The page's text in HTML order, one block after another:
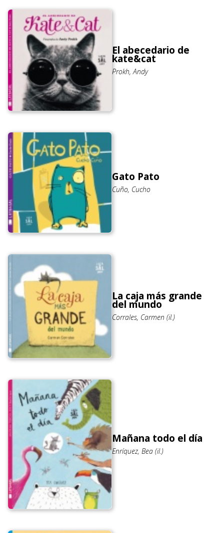
El abecedario de
kate&cat
Prokh, Andy
Gato Pato
Cuño, Cucho
La caja más grande
del mundo
Corrales, Carmen (il.)
Mañana todo el día
Enríquez, Bea (il.)